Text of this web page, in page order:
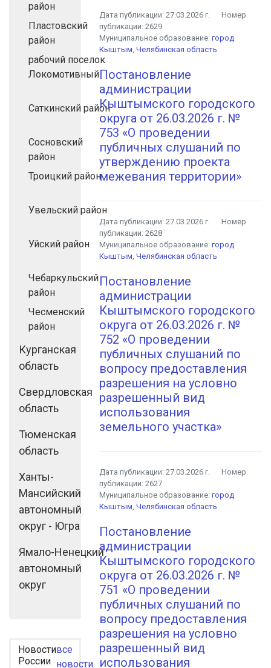
район
Пластовский
район
рабочий поселок
Локомотивный
Саткинский район
Сосновский
район
Троицкий район
Увельский район
Уйский район
Чебаркульский
район
Чесменский
район
Курганская
область
Свердловская
область
Тюменская
область
Ханты-
Мансийский
автономный
округ - Югра
Ямало-Ненецкий
автономный
округ
Новости
России
все
новости
Дата публикации:27.03.2026 г.
Номер
публикации:2629
Муниципальное образование:город
Кыштым,Челябинская область
Постановление
администрации
Кыштымского городского
округа от 26.03.2026 г. №
753 «О проведении
публичных слушаний по
утверждению проекта
межевания территории»
Дата публикации:27.03.2026 г.
Номер
публикации:2628
Муниципальное образование:город
Кыштым,Челябинская область
Постановление
администрации
Кыштымского городского
округа от 26.03.2026 г. №
752 «О проведении
публичных слушаний по
вопросу предоставления
разрешения на условно
разрешенный вид
использования
земельного участка»
Дата публикации:27.03.2026 г.
Номер
публикации:2627
Муниципальное образование:город
Кыштым,Челябинская область
Постановление
администрации
Кыштымского городского
округа от 26.03.2026 г. №
751 «О проведении
публичных слушаний по
вопросу предоставления
разрешения на условно
разрешенный вид
использования